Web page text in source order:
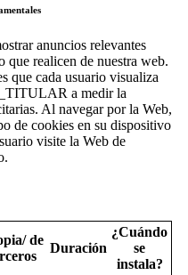
anuncios relevantes
que realicen de nuestra web.
que cada usuario visualiza
a medir la
Al navegar por la Web,
de cookies en su dispositivo
visite la Web de
de
Duración
¿Cuándo
se
instala?